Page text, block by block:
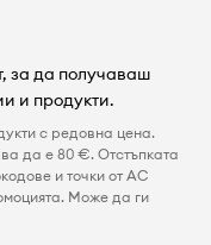
за да получаваш
и продукти.
с редовна цена.
да е 80 €. Отстъпката
и точки от AC
Може да ги